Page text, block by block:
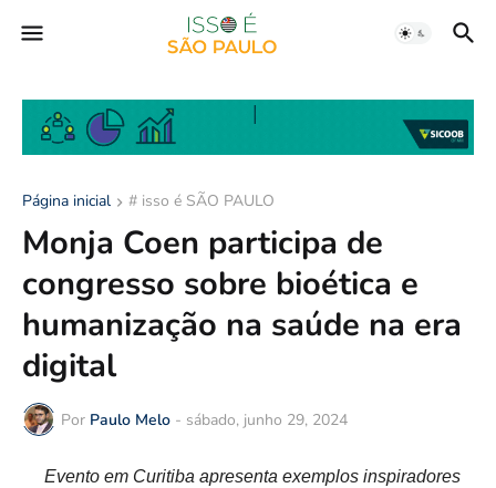
Página inicial # isso é SÃO PAULO
Monja Coen participa de
congresso sobre bioética e
humanização na saúde na era
digital
Por Paulo Melo - sábado, junho 29, 2024
Evento em Curitiba apresenta exemplos inspiradores